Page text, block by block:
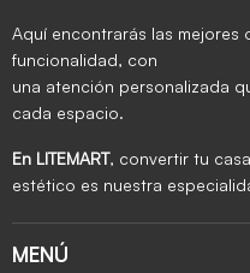
Aquí encontrarás las mejores
funcionalidad, con
una atención personalizada
cada espacio.
En LITEMART, convertir tu
estético es nuestra
MENÚ